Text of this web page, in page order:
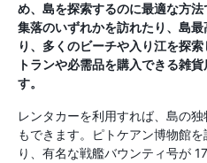
め、島を探索するのに最適な方
集落のいずれかを訪れたり、島
り、多くのビーチや入り江を探
トランや必需品を購入できる雑
す。
レンタカーを利用すれば、島の
もできます。ピトケアン博物館
り、有名な戦艦バウンティ号が